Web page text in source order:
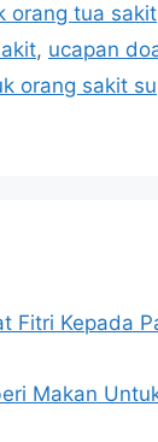
orang tua sakit
, ucapan
orang sakit
Fitri Kepada
Makan